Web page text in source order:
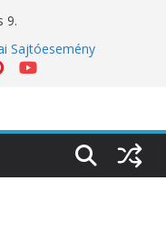
9.
Sajtóesemény
a világ legjobb
a Perui Pisco Világnap